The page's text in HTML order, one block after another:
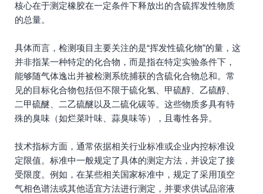
核心在于测定橡胶在一定条件下释放出的含硫挥发性物质
的总量。
具体而言，检测项目主要关注的是“挥发性硫化物”的量，这
并非指某一种特定的化合物，而是指在特定实验条件下，
能够随气体逸出并被检测系统捕获的含硫化合物总和。常
见的目标化合物包括但不限于硫化氢、甲硫醇、乙硫醇、
二甲硫醚、二乙硫醚以及二硫化碳等。这些物质多具有特
殊的臭味（如烂菜叶味、蒜臭味等），且毒性各异。
技术指标方面，通常依据相关行业标准或企业内控标准设
定限值。标准中一般规定了具体的测定方法，并设定了接
受限度。例如，在某些相关国家标准中，规定了采用顶空
气相色谱法或其他适宜方法进行测定，并要求供试品溶液